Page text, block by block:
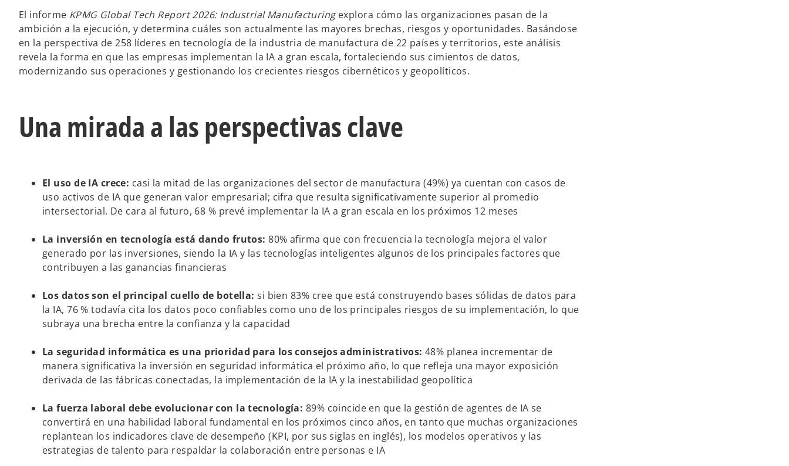
El informe KPMG Global Tech Report 2026: Industrial Manufacturingexplora cómo las organizaciones pasan de la
ambición a la ejecución, y determina cuáles son actualmente las mayores brechas, riesgos y oportunidades. Basándose
en la perspectiva de 258 líderes en tecnología de la industria de manufactura de 22 países y territorios, este análisis
revela la forma en que las empresas implementan la IA a gran escala, fortaleciendo sus cimientos de datos,
modernizando sus operaciones y gestionando los crecientes riesgos cibernéticos y geopolíticos.
Una mirada a las perspectivas clave
El uso de IA crece: casi la mitad de las organizaciones del sector de manufactura (49%) ya cuentan con casos de
uso activos de IA que generan valor empresarial; cifra que resulta significativamente superior al promedio
intersectorial. De cara al futuro, 68 % prevé implementar la IA a gran escala en los próximos 12 meses
La inversión en tecnología está dando frutos:80% afirma que con frecuencia la tecnología mejora el valor
generado por las inversiones, siendo la IA y las tecnologías inteligentes algunos de los principales factores que
contribuyen a las ganancias financieras
Los datos son el principal cuello de botella:si bien 83% cree que está construyendo bases sólidas de datos para
la IA, 76 % todavía cita los datos poco confiables como uno de los principales riesgos de su implementación, lo que
subraya una brecha entre la confianza y la capacidad
La seguridad informática es una prioridad para los consejos administrativos: 48% planea incrementar de
manera significativa la inversión en seguridad informática el próximo año, lo que refleja una mayor exposición
derivada de las fábricas conectadas, la implementación de la IA y la inestabilidad geopolítica
La fuerza laboral debe evolucionar con la tecnología: 89% coincide en que la gestión de agentes de IA se
convertirá en una habilidad laboral fundamental en los próximos cinco años, en tanto que muchas organizaciones
replantean los indicadores clave de desempeño (KPI, por sus siglas en inglés), los modelos operativos y las
estrategias de talento para respaldar la colaboración entre personas e IA